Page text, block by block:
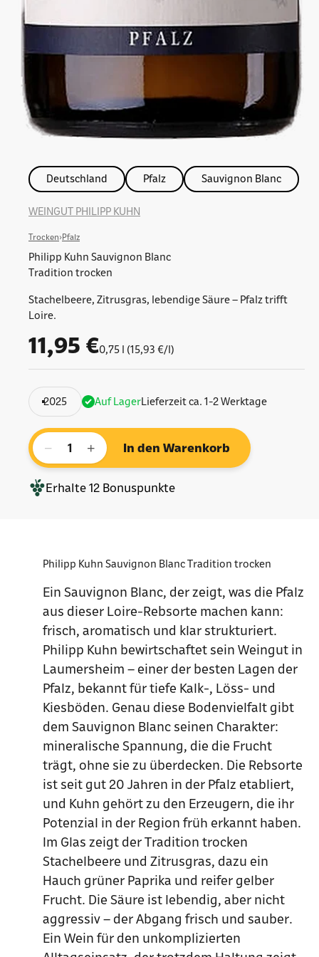
Deutschland Pfalz Sauvignon Blanc
WEINGUT PHILIPP KUHN
Trocken›Pfalz
Philipp Kuhn Sauvignon Blanc
Tradition trocken
Stachelbeere, Zitrusgras, lebendige Säure – Pfalz trifft
Loire.
Angebot
11,95 €0,75 l (15,93 €/l)
2025 Auf Lager Lieferzeit ca. 1-2 Werktage
− + In den Warenkorb
Erhalte 12 Bonuspunkte
Philipp Kuhn Sauvignon Blanc Tradition trocken
Ein Sauvignon Blanc, der zeigt, was die Pfalz
aus dieser Loire-Rebsorte machen kann:
frisch, aromatisch und klar strukturiert.
Philipp Kuhn bewirtschaftet sein Weingut in
Laumersheim – einer der besten Lagen der
Pfalz, bekannt für tiefe Kalk-, Löss- und
Kiesböden. Genau diese Bodenvielfalt gibt
dem Sauvignon Blanc seinen Charakter:
mineralische Spannung, die die Frucht
trägt, ohne sie zu überdecken. Die Rebsorte
ist seit gut 20 Jahren in der Pfalz etabliert,
und Kuhn gehört zu den Erzeugern, die ihr
Potenzial in der Region früh erkannt haben.
Im Glas zeigt der Tradition trocken
Stachelbeere und Zitrusgras, dazu ein
Hauch grüner Paprika und reifer gelber
Frucht. Die Säure ist lebendig, aber nicht
aggressiv – der Abgang frisch und sauber.
Ein Wein für den unkomplizierten